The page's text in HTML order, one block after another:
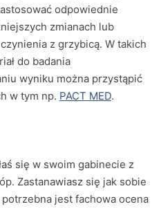
odpowiednie
zmianach lub
z grzybicą. W takich
do badania
wyniku można przystąpić
w tym np. PACT MED.
się w swoim gabinecie z
Zastanawiasz się jak sobie
jest fachowa ocena